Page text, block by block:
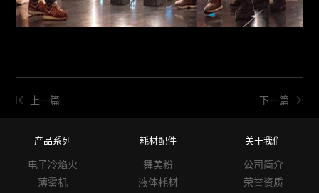
上一篇 下一篇
产品系列
电子冷焰火
薄雾机
耗材配件
舞美粉
液体耗材
关于我们
公司简介
荣誉资质